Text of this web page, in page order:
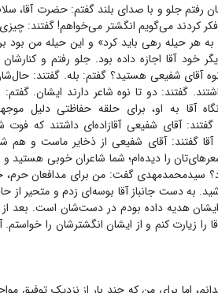
رفتم جلو و با صدای بلند گفتم: حضرت آقا،
کردند می‌گویم انگشتر می‌خواهم! گفتند:
هر حیله رهی باید کرد» و این حیله من بود
خود آقا اجازه داده بود. جلو رفتم و
نوه آقای شفیعی هستید؟ گفتم: بله. گفتند:
دو تا نوه شاعر دارند ایشان. گفتم:
آقا به او، برای حلقه حفاظتی دلیل
آقای شفیعی آقازاده‌ای داشتند که فوت
گفتند: آقای شفیعی از ذخایر ماست و هم
را دیده‌ام؛ شما شاعران خوبی هستید
بود؟ سیدمحمدمهدی گفت: من برای مدافعان
به دست جانباز آقا بوسه‌ای زدم و متحیر از
هدیه داده بودم در دست‌شان است. بعد
زیارت کنم و از ایشان انگشترشان را خواستم.